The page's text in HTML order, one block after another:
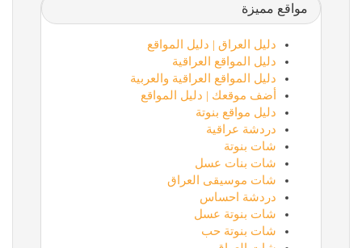
مواقع مميزة
دليل العراق | دليل المواقع
دليل المواقع العراقية
دليل المواقع العراقية والعربية
أضف موقعك | دليل المواقع
دليل مواقع بنوتة
دردشة عراقية
شات بنوتة
شات بنات عسل
شات موسيقى العراق
دردشة احساس
شات بنوتة عسل
شات بنوتة حب